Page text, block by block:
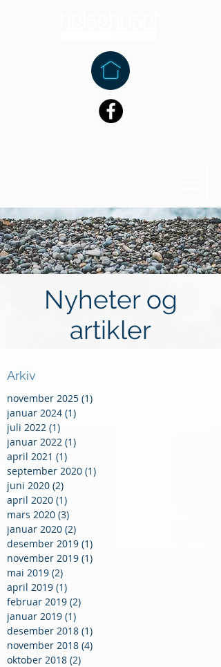
Nyheter og
artikler
Arkiv
november 2025 (1)
januar 2024 (1)
juli 2022 (1)
januar 2022 (1)
april 2021 (1)
september 2020 (1)
juni 2020 (2)
april 2020 (1)
mars 2020 (3)
januar 2020 (2)
desember 2019 (1)
november 2019 (1)
mai 2019 (2)
april 2019 (1)
februar 2019 (2)
januar 2019 (1)
desember 2018 (1)
november 2018 (4)
oktober 2018 (2)